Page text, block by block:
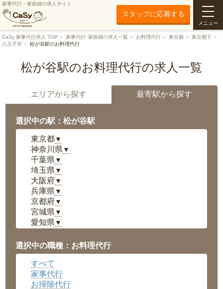
家事代行・家政婦の求人サイト
スタッフに応募する
メニュー
CaSy 家事代行求人 TOP 家事代行･家政婦の求人一覧 お料理代行 東京都
東京都下
八王子市
松が谷駅のお料理代行
松が谷駅のお料理代行の求人一覧
エリアから探す 最寄駅から探す
選択中の駅：松が谷駅
東京都▼
神奈川県 ▼
千葉県 ▼
埼玉県 ▼
大阪府▼
兵庫県 ▼
京都府▼
宮城県 ▼
愛知県 ▼
岡山県▼
広島県▼
沖縄県
選択中の職種：お料理代行
すべて
家事代行
お掃除代行